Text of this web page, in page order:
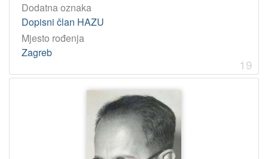
Dodatna oznaka
Dopisni član HAZU
Mjesto rođenja
Zagreb
19